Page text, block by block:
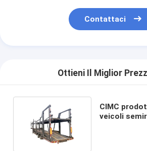
Contattaci
Ottieni Il Miglior
CIMC
veicoli